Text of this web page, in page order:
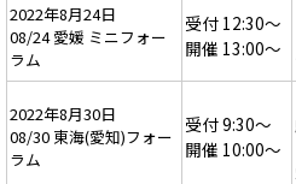
2022年8月24日
08/24 愛媛 ミニフォー
ラム
受付 12:30～
開催 13:00～
2022年8月30日
08/30 東海(愛知)フォー
ラム
受付 9:30～
開催 10:00～